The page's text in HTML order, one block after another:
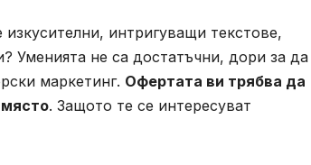
интригуващи текстове,
Уменията не са достатъчни, дори за да
маркетинг. Офертата ви трябва да
. Защото те се интересуват